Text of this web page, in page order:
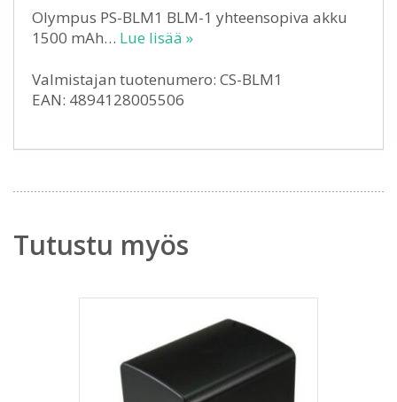
Olympus PS-BLM1 BLM-1 yhteensopiva akku
1500 mAh… Lue lisää »
Valmistajan tuotenumero: CS-BLM1
EAN: 4894128005506
Tutustu myös